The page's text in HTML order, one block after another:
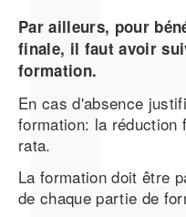
Par ailleurs, pour
finale, il faut avoir
formation.
En cas d'absence
formation: la réduction
rata.
La formation doit être
de chaque partie de